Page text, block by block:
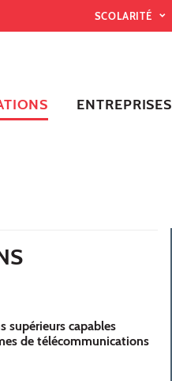
SCOLARITÉ
ENTREPRISES
supérieurs capables
de télécommunications